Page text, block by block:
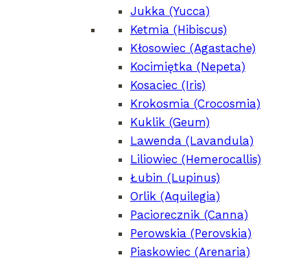
Jukka (Yucca)
Ketmia (Hibiscus)
Kłosowiec (Agastache)
Kocimiętka (Nepeta)
Kosaciec (Iris)
Krokosmia (Crocosmia)
Kuklik (Geum)
Lawenda (Lavandula)
Liliowiec (Hemerocallis)
Łubin (Lupinus)
Orlik (Aquilegia)
Paciorecznik (Canna)
Perowskia (Perovskia)
Piaskowiec (Arenaria)
′African Queen′
′Purple Cloud′